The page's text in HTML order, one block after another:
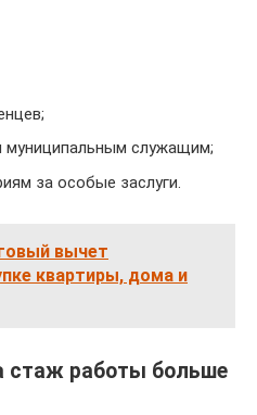
муниципальным служащим;
за особые заслуги.
вычет
квартиры, дома и
стаж работы больше